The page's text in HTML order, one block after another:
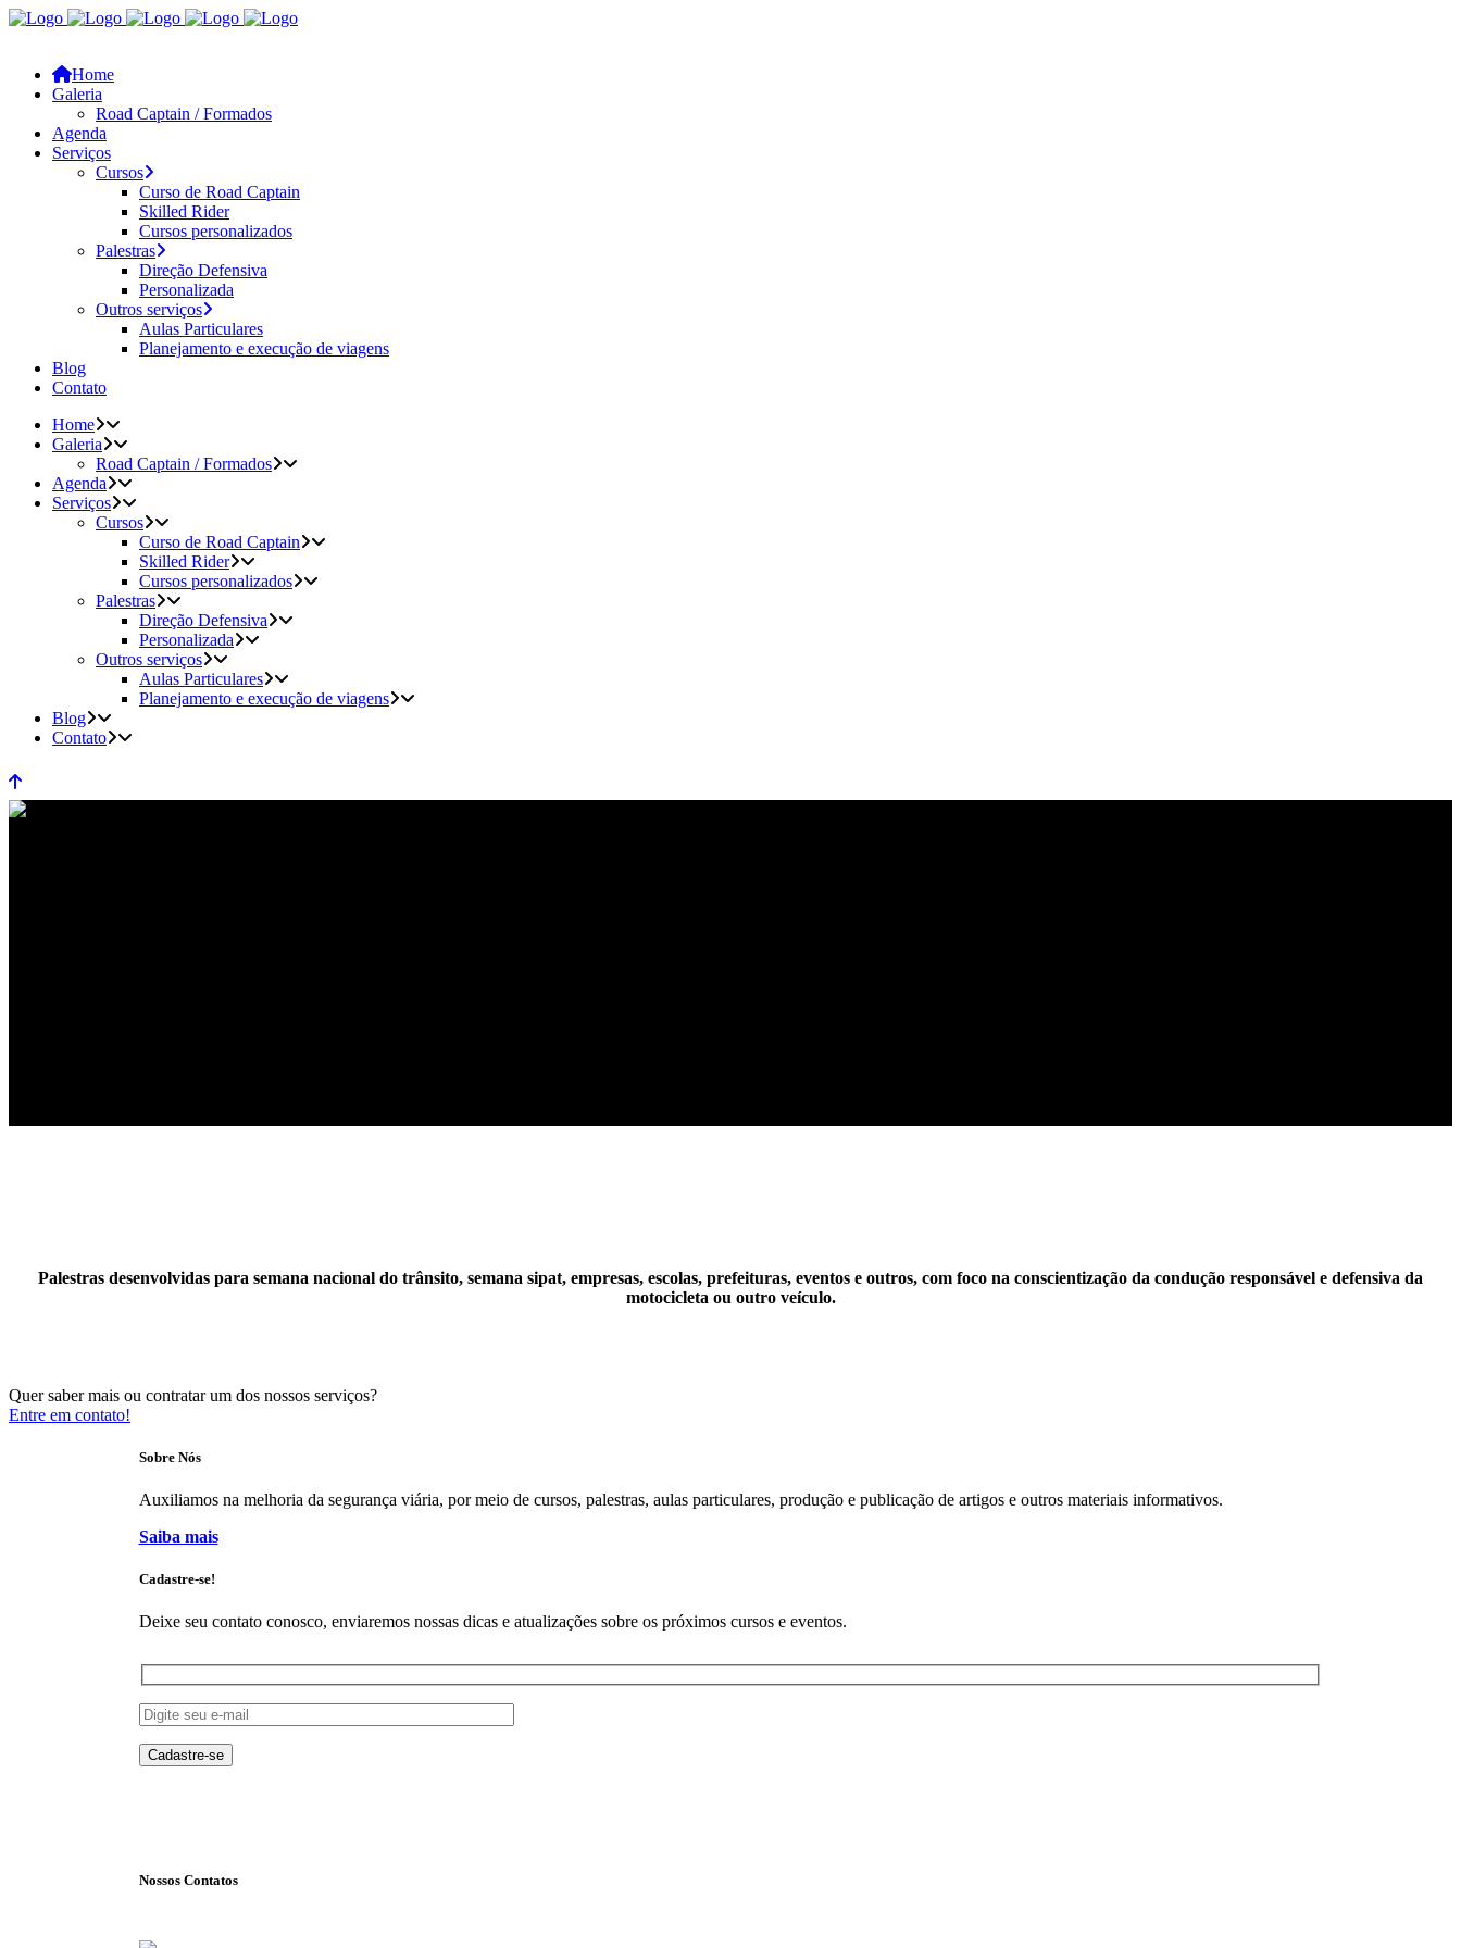
Home
Galeria
Road Captain / Formados
Agenda
Serviços
Cursos
Curso de Road Captain
Skilled Rider
Cursos personalizados
Palestras
Direção Defensiva
Personalizada
Outros serviços
Aulas Particulares
Planejamento e execução de viagens
Blog
Contato
Home
Galeria
Road Captain / Formados
Agenda
Serviços
Cursos
Curso de Road Captain
Skilled Rider
Cursos personalizados
Palestras
Direção Defensiva
Personalizada
Outros serviços
Aulas Particulares
Planejamento e execução de viagens
Blog
Contato
Palestras desenvolvidas para semana nacional do trânsito, semana sipat, empresas, escolas, prefeituras, eventos e outros, com foco na conscientização da condução responsável e defensiva da
motocicleta ou outro veículo.
Quer saber mais ou contratar um dos nossos serviços?
Entre em contato!
Sobre Nós
Auxiliamos na melhoria da segurança viária, por meio de cursos, palestras, aulas particulares, produção e publicação de artigos e outros materiais informativos.
Saiba mais
Cadastre-se!
Deixe seu contato conosco, enviaremos nossas dicas e atualizações sobre os próximos cursos e eventos.
Nossos Contatos